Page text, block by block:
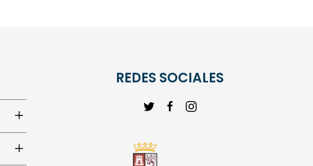
REDES SOCIALES